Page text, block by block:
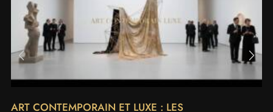
ART CONTEMPORAIN ET LUXE : LES